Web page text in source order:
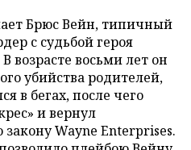
Брюс Вейн, типичный
с судьбой героя
возрасте восьми лет он
убийства родителей,
в бегах, после чего
и вернул
Wayne Enterprises.